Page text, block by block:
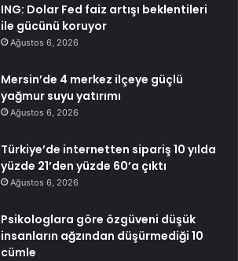
ING: Dolar Fed faiz artışı beklentileri
ile gücünü koruyor
Ağustos 6, 2026
Mersin’de 4 merkez ilçeye güçlü
yağmur suyu yatırımı
Ağustos 6, 2026
Türkiye’de internetten sipariş 10 yılda
yüzde 21’den yüzde 60’a çıktı
Ağustos 6, 2026
Psikologlara göre özgüveni düşük
insanların ağzından düşürmediği 10
cümle